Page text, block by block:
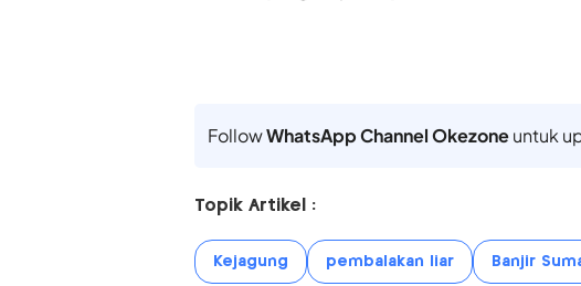
FollowWhatsApp Channel Okezoneuntuk
Topik Artikel :
Kejagung pembalakan liar Banjir